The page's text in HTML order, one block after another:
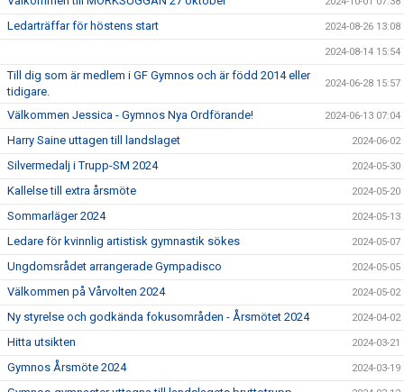
Ledarträffar för höstens start 2024-08-26 13:08
2024-08-14 15:54
Till dig som är medlem i GF Gymnos och är född 2014 eller
tidigare.
2024-06-28 15:57
Välkommen Jessica - Gymnos Nya Ordförande! 2024-06-13 07:04
Harry Saine uttagen till landslaget 2024-06-02
Silvermedalj i Trupp-SM 2024 2024-05-30
Kallelse till extra årsmöte 2024-05-20
Sommarläger 2024 2024-05-13
Ledare för kvinnlig artistisk gymnastik sökes 2024-05-07
Ungdomsrådet arrangerade Gympadisco 2024-05-05
Välkommen på Vårvolten 2024 2024-05-02
Ny styrelse och godkända fokusområden - Årsmötet 2024 2024-04-02
Hitta utsikten 2024-03-21
Gymnos Årsmöte 2024 2024-03-19